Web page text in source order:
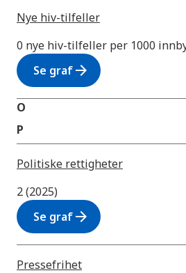
Nye hiv-tilfeller
0 nye hiv-tilfeller per 1000
Se grafarrow_forward
O
P
Politiske rettigheter
2 (2025)
Se grafarrow_forward
Pressefrihet